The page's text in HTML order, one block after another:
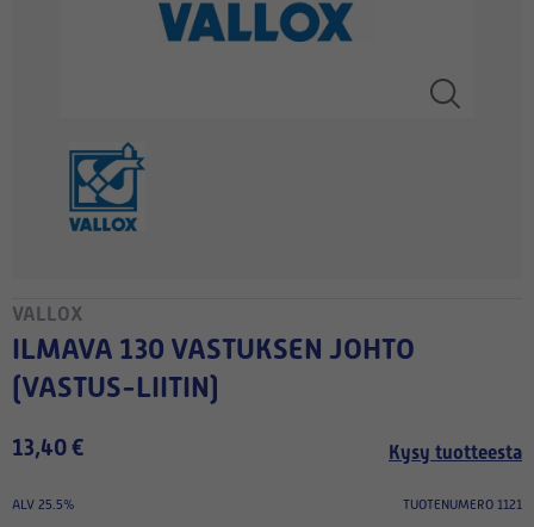
VALLOX
ILMAVA 130 VASTUKSEN JOHTO
(VASTUS-LIITIN)
13,40 € Kysy tuotteesta
ALV 25.5% TUOTENUMERO 1121